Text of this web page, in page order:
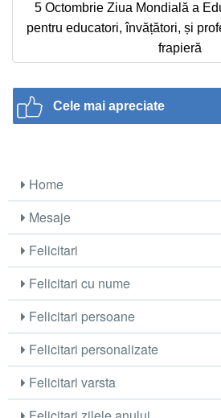
5 Octombrie Ziua Mondială a
pentru educatori, învățători, și
frapieră
Cele mai apreciate
Home
Mesaje
Felicitari
Felicitari cu nume
Felicitari persoane
Felicitari personalizate
Felicitari varsta